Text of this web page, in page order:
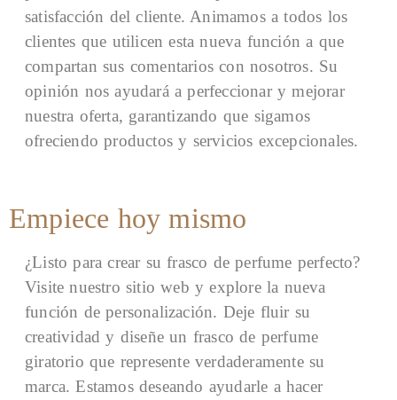
satisfacción del cliente. Animamos a todos los
clientes que utilicen esta nueva función a que
compartan sus comentarios con nosotros. Su
opinión nos ayudará a perfeccionar y mejorar
nuestra oferta, garantizando que sigamos
ofreciendo productos y servicios excepcionales.
Empiece hoy mismo
¿Listo para crear su frasco de perfume perfecto?
Visite nuestro sitio web y explore la nueva
función de personalización. Deje fluir su
creatividad y diseñe un frasco de perfume
giratorio que represente verdaderamente su
marca. Estamos deseando ayudarle a hacer